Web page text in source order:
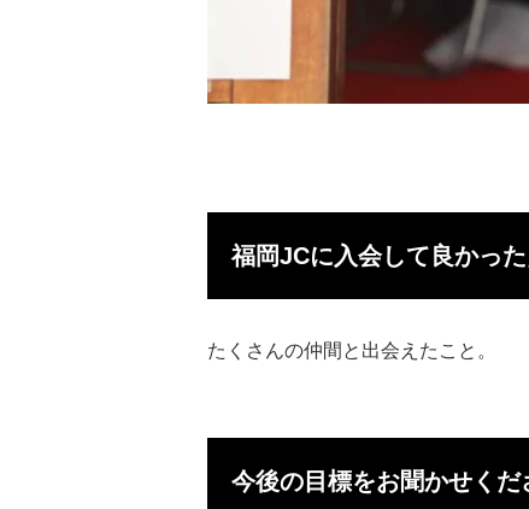
福岡JCに入会して良かっ
たくさんの仲間と出会えたこと。
今後の目標をお聞かせくだ